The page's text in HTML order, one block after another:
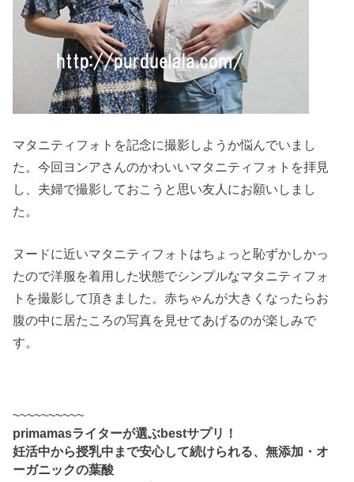
マタニティフォトを記念に撮影しようか悩んでいまし
た。今回ヨンアさんのかわいいマタニティフォトを拝見
し、夫婦で撮影しておこうと思い友人にお願いしまし
た。
ヌードに近いマタニティフォトはちょっと恥ずかしかっ
たので洋服を着用した状態でシンプルなマタニティフォ
トを撮影して頂きました。赤ちゃんが大きくなったらお
腹の中に居たころの写真を見せてあげるのが楽しみで
す。
~~~~~~~~~~
primamasライターが選ぶbestサプリ！
妊活中から授乳中まで安心して続けられる、無添加・オ
ーガニックの葉酸